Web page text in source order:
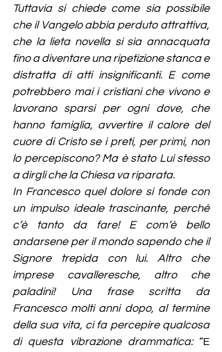
Tuttavia si chiede come sia possibile
che il Vangelo abbia perduto attrattiva,
che la lieta novella si sia annacquata
fino a diventare una ripetizione stanca e
distratta di atti insignificanti. E come
potrebbero mai i cristiani che vivono e
lavorano sparsi per ogni dove, che
hanno famiglia, avvertire il calore del
cuore di Cristo se i preti, per primi, non
lo percepiscono? Ma è stato Lui stesso
a dirgli che la Chiesa va riparata.
In Francesco quel dolore si fonde con
un impulso ideale trascinante, perché
c’è tanto da fare! E com’è bello
andarsene per il mondo sapendo che il
Signore trepida con lui. Altro che
imprese cavalleresche, altro che
paladini! Una frase scritta da
Francesco molti anni dopo, al termine
della sua vita, ci fa percepire qualcosa
di questa vibrazione drammatica: “E